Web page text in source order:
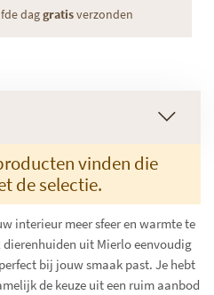
daggratisverzonden
vinden die
de selectie.
interieur meer sfeer en warmte te
dierenhuiden uit Mierlo eenvoudig
bij jouw smaak past. Je hebt
de keuze uit een ruim aanbod